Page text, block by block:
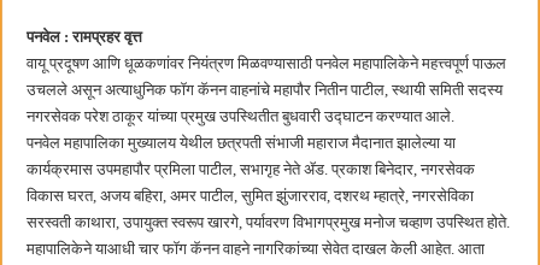
छत्रपती शिवाजी महाराज महाराजस्व समाधान शिबिरास पनवेलमध्ये उत्स्फूर्त प्रतिसाद
बाल्मर लॉरी आणि शेल इंडियातील कंत्राटी कामगारांना भरघोस पगारवाढ
कॉमनवेल्थ टेबल टेनिस स्पर्धेत सीकेटीच्या स्वस्तिका घोषची सुवर्णझेप
पनवेल : रामप्रहर वृत्त
वायू प्रदूषण आणि धूळकणांवर नियंत्रण मिळवण्यासाठी पनवेल महापालिकेने महत्त्वपूर्ण पाऊल
उचलले असून अत्याधुनिक फॉग कॅनन वाहनांचे महापौर नितीन पाटील, स्थायी समिती सदस्य
नगरसेवक परेश ठाकूर यांच्या प्रमुख उपस्थितीत बुधवारी उद्घाटन करण्यात आले.
पनवेल महापालिका मुख्यालय येथील छत्रपती संभाजी महाराज मैदानात झालेल्या या
कार्यक्रमास उपमहापौर प्रमिला पाटील, सभागृह नेते ॲड. प्रकाश बिनेदार, नगरसेवक
विकास घरत, अजय बहिरा, अमर पाटील, सुमित झुंजारराव, दशरथ म्हात्रे, नगरसेविका
सरस्वती काथारा, उपायुक्त स्वरूप खारगे, पर्यावरण विभागप्रमुख मनोज चव्हाण उपस्थित होते.
महापालिकेने याआधी चार फॉग कॅनन वाहने नागरिकांच्या सेवेत दाखल केली आहेत. आता